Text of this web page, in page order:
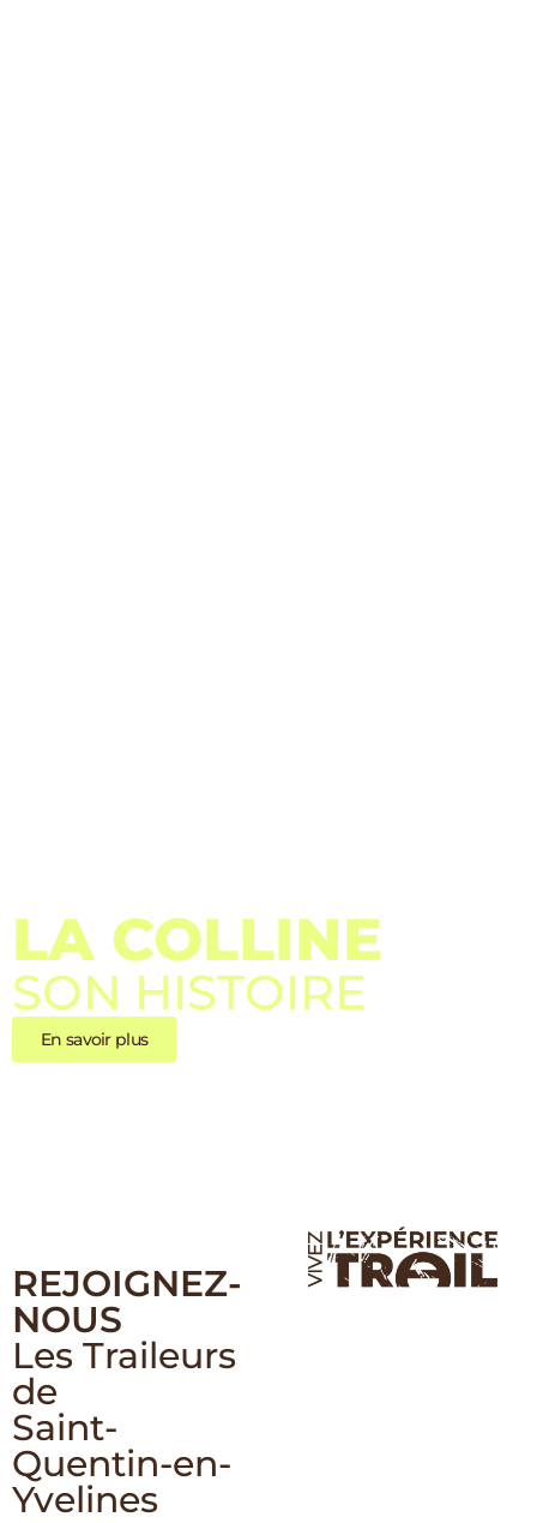
LA COLLINE
SON HISTOIRE
En savoir plus
REJOIGNEZ-
NOUS
Les Traileurs
de
Saint-
Quentin-en-
Yvelines